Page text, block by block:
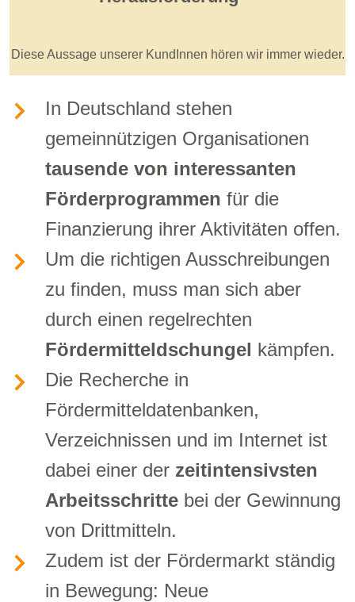
Diese Aussage unserer KundInnen hören wir immer wieder.
In Deutschland stehen
gemeinnützigen Organisationen
tausende von interessanten
Förderprogrammen für die
Finanzierung ihrer Aktivitäten offen.
Um die richtigen Ausschreibungen
zu finden, muss man sich aber
durch einen regelrechten
Fördermitteldschungel kämpfen.
Die Recherche in
Fördermitteldatenbanken,
Verzeichnissen und im Internet ist
dabei einer der zeitintensivsten
Arbeitsschritte bei der Gewinnung
von Drittmitteln.
Zudem ist der Fördermarkt ständig
in Bewegung: Neue